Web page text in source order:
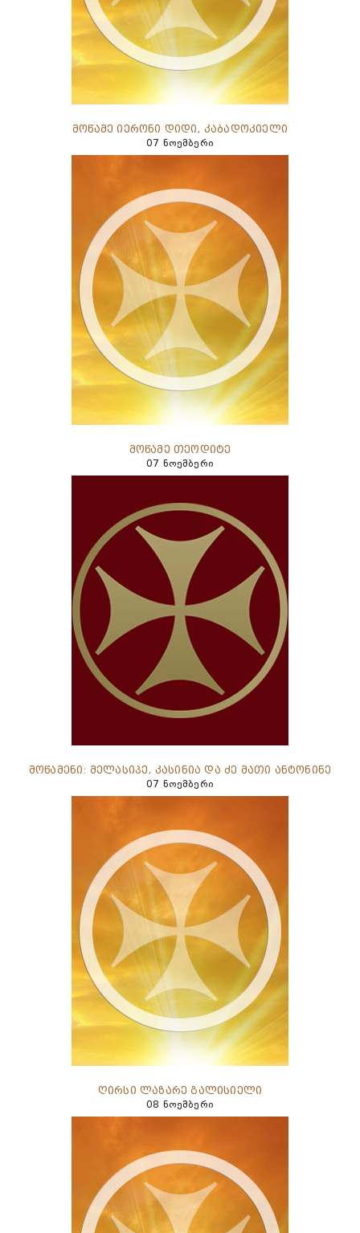
მოწამე იერონი დიდი, კაბადოკიელი
07 ნოემბერი
მოწამე თეოდიტე
07 ნოემბერი
მოწამენი: მელასიპე, კასინია და ძე მათი ანტონინე
07 ნოემბერი
ღირსი ლაზარე გალისიელი
08 ნოემბერი